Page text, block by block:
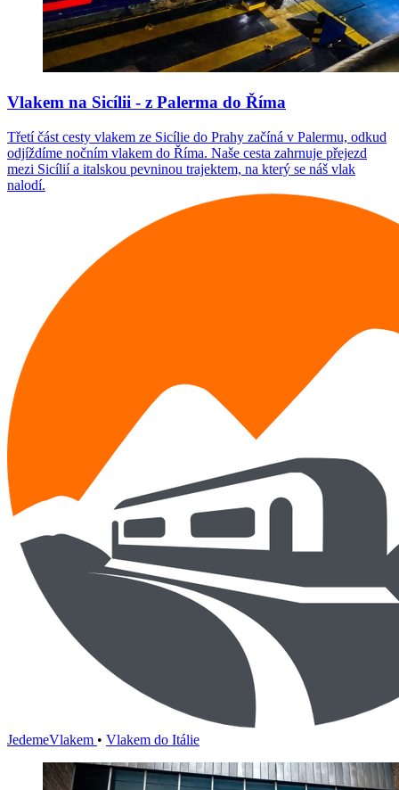
Vlakem na Sicílii - z Palerma do Říma
Třetí část cesty vlakem ze Sicílie do Prahy začíná v Palermu, odkud
odjíždíme nočním vlakem do Říma. Naše cesta zahrnuje přejezd
mezi Sicílií a italskou pevninou trajektem, na který se náš vlak
nalodí.
JedemeVlakem • Vlakem do Itálie